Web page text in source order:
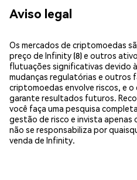
Aviso legal
Os mercados de criptomoedas
preço de Infinity (8) e outros
flutuações significativas devido
mudanças regulatórias e outros
criptomoedas envolve riscos, e
garante resultados futuros.
você faça uma pesquisa
gestão de risco e invista apenas
não se responsabiliza por
venda de Infinity.